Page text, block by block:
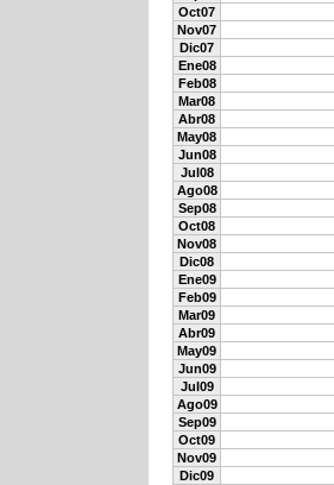
Oct07
Nov07
Dic07
Ene08
Feb08
Mar08
Abr08
May08
Jun08
Jul08
Ago08
Sep08
Oct08
Nov08
Dic08
Ene09
Feb09
Mar09
Abr09
May09
Jun09
Jul09
Ago09
Sep09
Oct09
Nov09
Dic09